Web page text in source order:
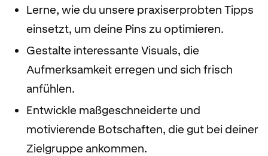
Lerne, wie du unsere praxiserprobten Tipps
einsetzt, um deine Pins zu optimieren.
Gestalte interessante Visuals, die
Aufmerksamkeit erregen und sich frisch
anfühlen.
Entwickle maßgeschneiderte und
motivierende Botschaften, die gut bei deiner
Zielgruppe ankommen.